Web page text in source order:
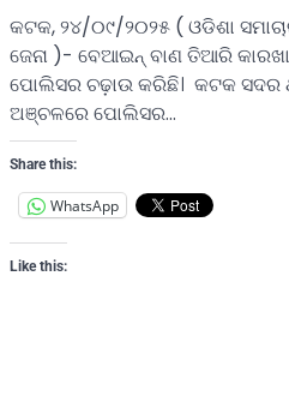
କଟକ, ୨୪/୦୯/୨୦୨୫ ( ଓଡିଶା
ଜେନା )- ବେଆଇନ୍ ବାଣ ତିଆରି
ପୋଲିସର ଚଢ଼ାଉ କରିଛି। କଟକ ସଦର
ଅଞ୍ଚଳରେ ପୋଲିସର…
Share this:
WhatsApp
Like this: